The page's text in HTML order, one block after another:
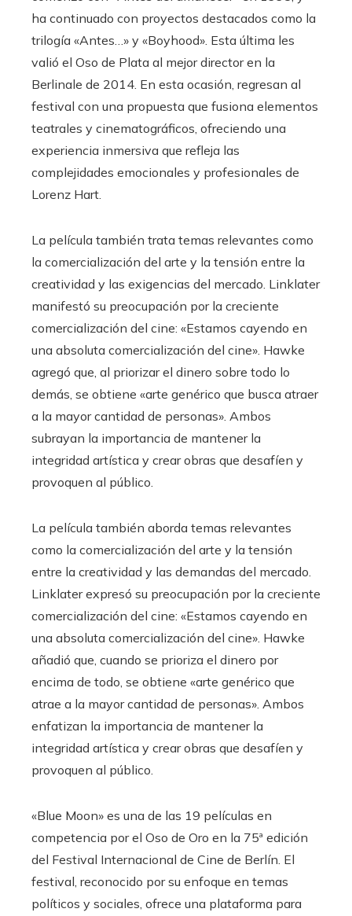
ha continuado con proyectos destacados como la
trilogía «Antes…» y «Boyhood». Esta última les
valió el Oso de Plata al mejor director en la
Berlinale de 2014. En esta ocasión, regresan al
festival con una propuesta que fusiona elementos
teatrales y cinematográficos, ofreciendo una
experiencia inmersiva que refleja las
complejidades emocionales y profesionales de
Lorenz Hart.
La película también trata temas relevantes como
la comercialización del arte y la tensión entre la
creatividad y las exigencias del mercado. Linklater
manifestó su preocupación por la creciente
comercialización del cine: «Estamos cayendo en
una absoluta comercialización del cine». Hawke
agregó que, al priorizar el dinero sobre todo lo
demás, se obtiene «arte genérico que busca atraer
a la mayor cantidad de personas». Ambos
subrayan la importancia de mantener la
integridad artística y crear obras que desafíen y
provoquen al público.
La película también aborda temas relevantes
como la comercialización del arte y la tensión
entre la creatividad y las demandas del mercado.
Linklater expresó su preocupación por la creciente
comercialización del cine: «Estamos cayendo en
una absoluta comercialización del cine». Hawke
añadió que, cuando se prioriza el dinero por
encima de todo, se obtiene «arte genérico que
atrae a la mayor cantidad de personas». Ambos
enfatizan la importancia de mantener la
integridad artística y crear obras que desafíen y
provoquen al público.
«Blue Moon» es una de las 19 películas en
competencia por el Oso de Oro en la 75ª edición
del Festival Internacional de Cine de Berlín. El
festival, reconocido por su enfoque en temas
políticos y sociales, ofrece una plataforma para